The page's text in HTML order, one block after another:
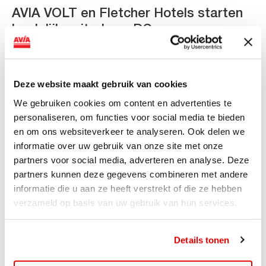
Deze website maakt gebruik van cookies
We gebruiken cookies om content en advertenties te
personaliseren, om functies voor social media te bieden
en om ons websiteverkeer te analyseren. Ook delen we
informatie over uw gebruik van onze site met onze
partners voor social media, adverteren en analyse. Deze
partners kunnen deze gegevens combineren met andere
informatie die u aan ze heeft verstrekt of die ze hebben
verzameld op basis van uw gebruik van hun services.
Details tonen
AVIA VOLT en Fletcher Hotels starten
landelijke uitrol van DC-
snellaadinfrastructuur
van DC-snellaadinfrastructuur AVIA VOLT en...
Lees verder